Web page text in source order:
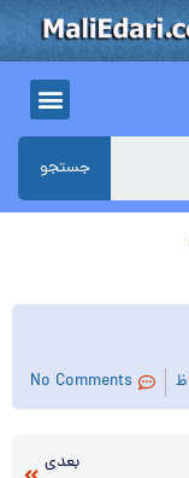
جستجو
No Comments
بعدی